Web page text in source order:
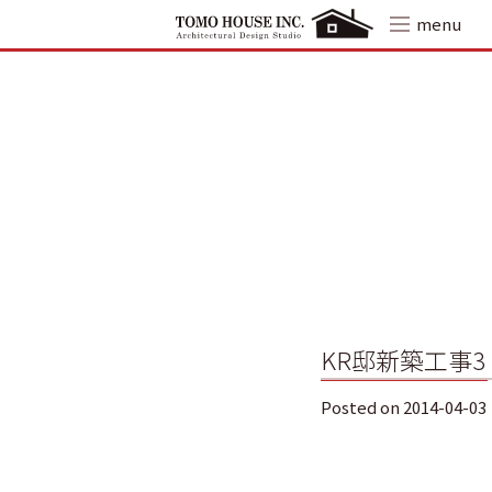
content
menu
KR邸新築工事3
Posted on 2014-04-03